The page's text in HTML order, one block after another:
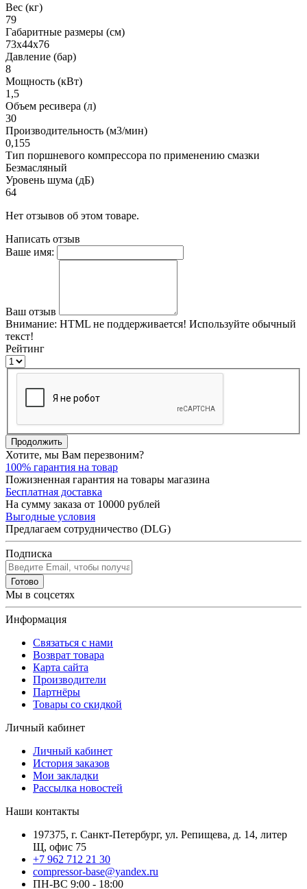
Вес (кг)
79
Габаритные размеры (см)
73x44x76
Давление (бар)
8
Мощность (кВт)
1,5
Объем ресивера (л)
30
Производительность (м3/мин)
0,155
Тип поршневого компрессора по применению смазки
Безмасляный
Уровень шума (дБ)
64
Нет отзывов об этом товаре.
Написать отзыв
Ваше имя:
Ваш отзыв
Внимание: HTML не поддерживается! Используйте обычный
текст!
Рейтинг
Продолжить
Хотите, мы Вам перезвоним?
100% гарантия на товар
Пожизненная гарантия на товары магазина
Бесплатная доставка
На сумму заказа от 10000 рублей
Выгодные условия
Предлагаем сотрудничество (DLG)
Подписка
Готово
Мы в соцсетях
Информация
Связаться с нами
Возврат товара
Карта сайта
Производители
Партнёры
Товары со скидкой
Личный кабинет
Личный кабинет
История заказов
Мои закладки
Рассылка новостей
Наши контакты
197375, г. Санкт-Петербург, ул. Репищева, д. 14, литер
Щ, офис 75
+7 962 712 21 30
compressor-base@yandex.ru
ПН-ВС 9:00 - 18:00